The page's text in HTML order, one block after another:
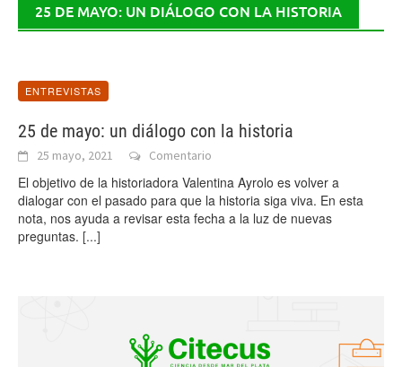
25 DE MAYO: UN DIÁLOGO CON LA HISTORIA
ENTREVISTAS
25 de mayo: un diálogo con la historia
25 mayo, 2021 Comentario
El objetivo de la historiadora Valentina Ayrolo es volver a
dialogar con el pasado para que la historia siga viva. En esta
nota, nos ayuda a revisar esta fecha a la luz de nuevas
preguntas. [...]